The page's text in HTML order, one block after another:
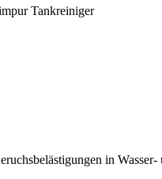
Tankreiniger
in